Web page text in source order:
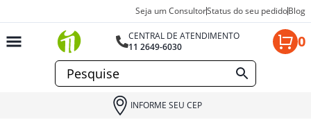
Seja um ConsultorStatus do seu pedidoBlog
CENTRAL DE ATENDIMENTO
11 2649-6030
0
INFORME SEU CEP